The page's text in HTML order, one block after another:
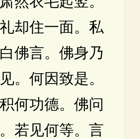
却住一面。私
佛言。佛身乃
。何因致是。
何功德。佛问
若见何等。言